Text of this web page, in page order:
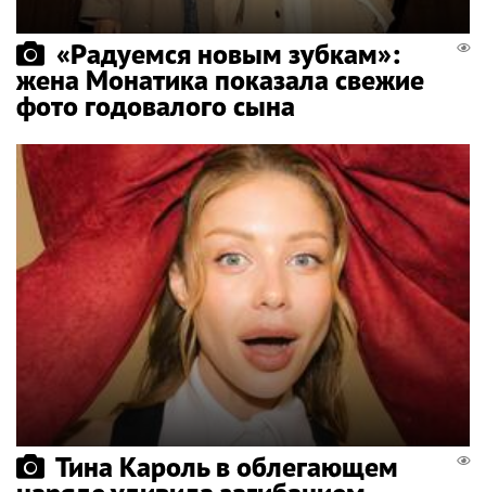
«Радуемся новым зубкам»:
жена Монатика показала свежие
фото годовалого сына
Тина Кароль в облегающем